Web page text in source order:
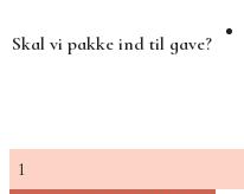
Skal vi pakke ind til gave?
Celia